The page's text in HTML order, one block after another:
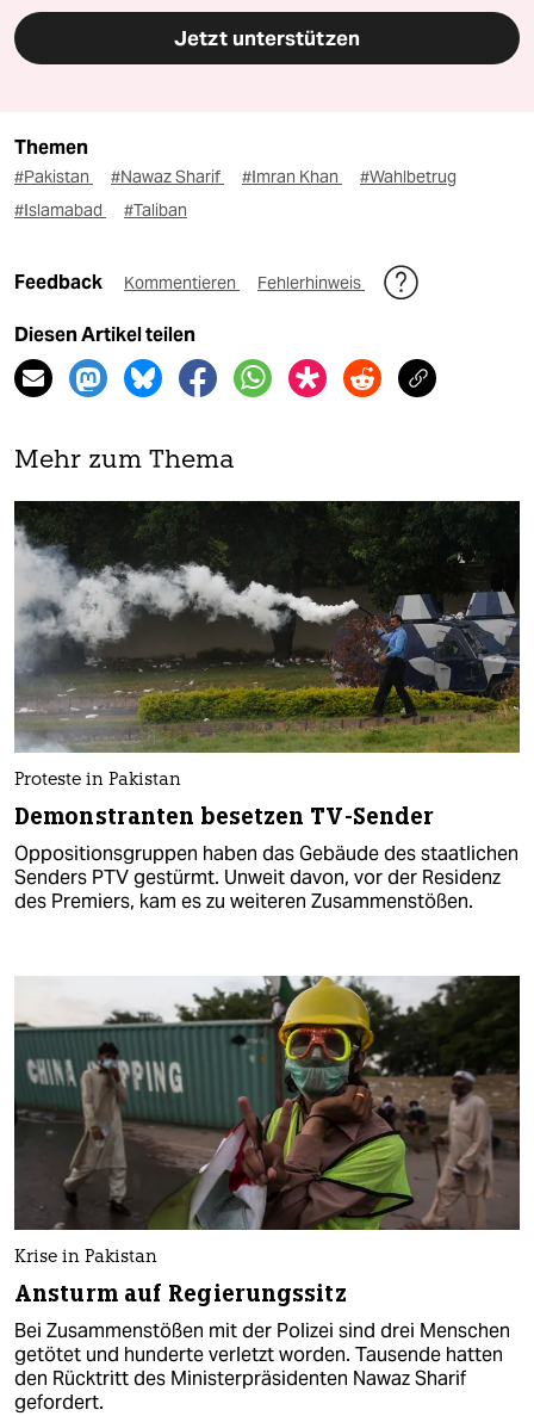
Jetzt unterstützen
Themen
#Pakistan #Nawaz Sharif #Imran Khan
#Wahlbetrug
#Islamabad
#Taliban
Feedback Kommentieren Fehlerhinweis
Diesen Artikel teilen
Mehr zum Thema
Proteste in Pakistan
Demonstranten besetzen TV-Sender
Oppositionsgruppen haben das Gebäude des staatlichen
Senders PTV gestürmt. Unweit davon, vor der Residenz
des Premiers, kam es zu weiteren Zusammenstößen.
Krise in Pakistan
Ansturm auf Regierungssitz
Bei Zusammenstößen mit der Polizei sind drei Menschen
getötet und hunderte verletzt worden. Tausende hatten
den Rücktritt des Ministerpräsidenten Nawaz Sharif
gefordert.